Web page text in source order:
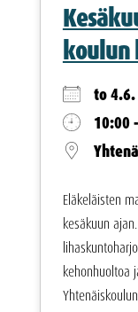
koulun
to
10:00
Eläkeläisten
kesäkuun
kehonhuoltoa